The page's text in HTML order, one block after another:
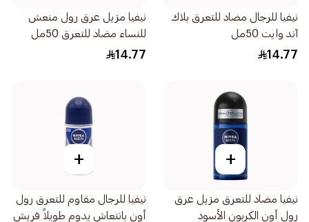
نيفيا للرجال مضاد للتعرق بلاك
آند وايت 50مل
14.77
نيفيا مزيل عرق رول منعش
للنساء مضاد للتعرق 50مل
14.77
+
نيفيا مضاد للتعرق مزيل عرق
رول أون الكربون الأسود
+
نيفيا للرجال مقاوم للتعرق رول
أون بانتعاش يدوم طويلاً فريش